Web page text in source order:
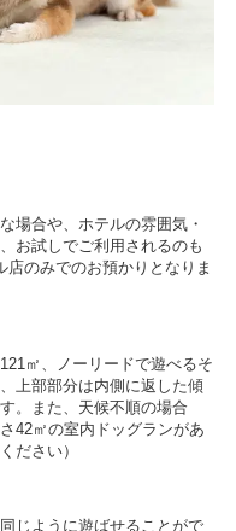
場合や、ホテルの雰囲気・
お試しでご利用されるのも
のみでのお預かりとなりま
㎡、ノーリードで遊べるそ
上部部分は内側に返した傾
。また、天候不順の場合
42㎡の室内ドッグランがあ
ださい）
じように遊ばせることがで